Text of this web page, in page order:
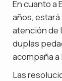
En cuanto a
años,
atención de
duplas
acompaña
Las